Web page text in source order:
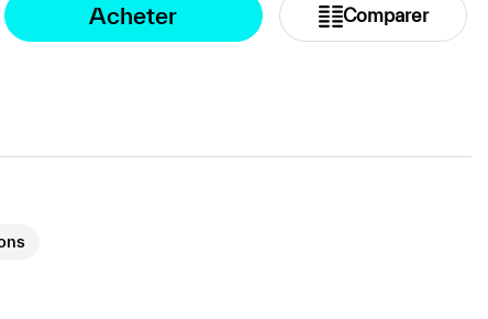
Acheter Comparer